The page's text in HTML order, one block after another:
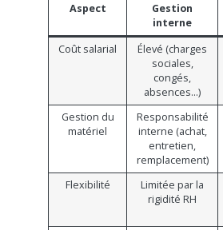
Aspect
Gestion
interne
Coût salarial
Élevé (charges
sociales,
congés,
absences…)
Gestion du
matériel
Responsabilité
interne (achat,
entretien,
remplacement)
Flexibilité
Limitée par la
rigidité RH